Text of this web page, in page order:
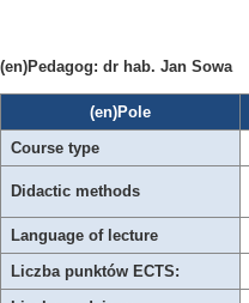
(en)Pedagog: dr hab. Jan Sowa
(en)Pole
Course type
Didactic methods
Language of lecture
Liczba punktów ECTS: